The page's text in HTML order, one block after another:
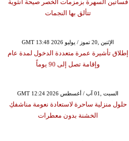
فساتين السهرة بزمزمات الخصر صيحة أنثوية
تتألق بها النجمات
GMT 13:48 2026 الإثنين ,20 تموز / يوليو
إطلاق تأشيرة عمرة متعددة الدخول لمدة عام
وإقامة تصل إلى 90 يوماً
GMT 12:24 2026 السبت ,01 آب / أغسطس
حلول منزلية ساحرة لاستعادة نعومة مناشفكِ
الخشنة بدون معطرات